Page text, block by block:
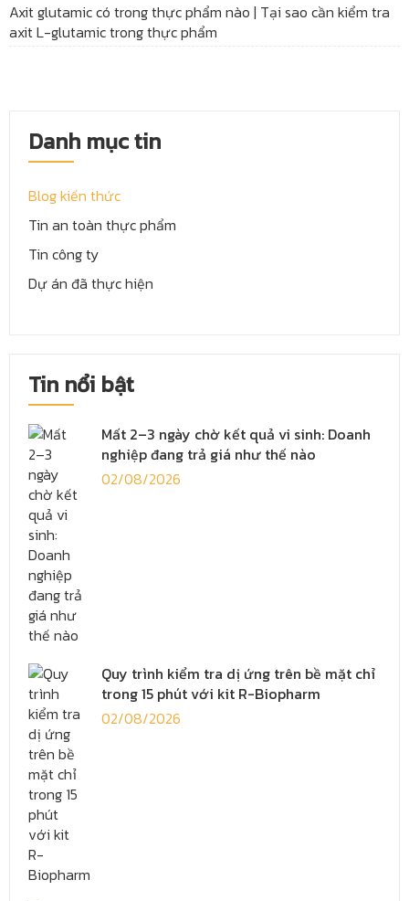
Axit glutamic có trong thực phẩm nào | Tại sao cần kiểm tra
axit L-glutamic trong thực phẩm
Danh mục tin
Blog kiến thức
Tin an toàn thực phẩm
Tin công ty
Dự án đã thực hiện
Tin nổi bật
Mất 2–3 ngày chờ kết quả vi sinh: Doanh
nghiệp đang trả giá như thế nào
02/08/2026
Quy trình kiểm tra dị ứng trên bề mặt chỉ
trong 15 phút với kit R-Biopharm
02/08/2026